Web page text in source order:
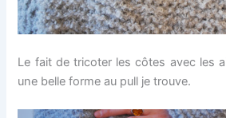
Le fait de tricoter les côtes avec les
une belle forme au pull je trouve.